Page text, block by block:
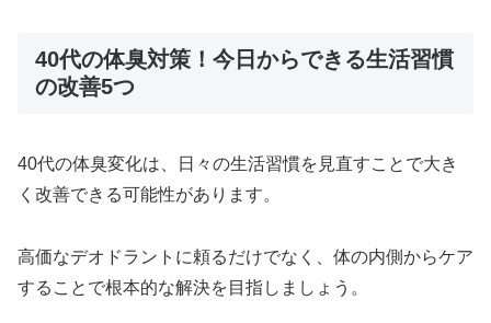
40代の体臭対策！今日からできる生活習慣
の改善5つ
40代の体臭変化は、日々の生活習慣を見直すことで大き
く改善できる可能性があります。
高価なデオドラントに頼るだけでなく、体の内側からケア
することで根本的な解決を目指しましょう。